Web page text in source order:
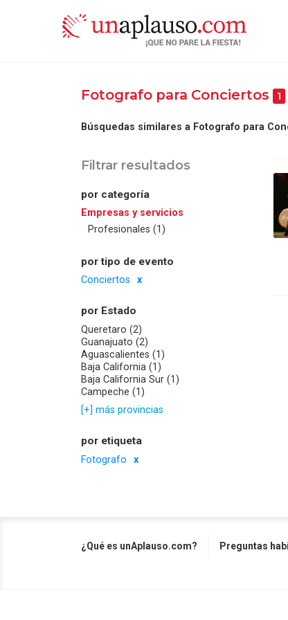
Fotografo para Conciertos 1
Búsquedas similares a Fotografo para
Filtrar resultados
por categoría
Empresas y servicios
Profesionales (1)
por tipo de evento
Conciertos
por Estado
Queretaro (2)
Guanajuato (2)
Aguascalientes (1)
Baja California (1)
Baja California Sur (1)
Campeche (1)
[+] más provincias
por etiqueta
Fotografo
¿Qué es unAplauso.com? Preguntas